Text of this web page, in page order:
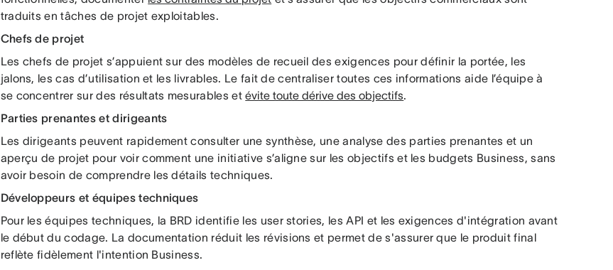
traduits en tâches de projet exploitables.
Chefs de projet
Les chefs de projet s’appuient sur des modèles de recueil des exigences pour définir la portée, les
jalons, les cas d’utilisation et les livrables. Le fait de centraliser toutes ces informations aide l’équipe à
se concentrer sur des résultats mesurables etévite toute dérive des objectifs.
Parties prenantes et dirigeants
Les dirigeants peuvent rapidement consulter une synthèse, une analyse des parties prenantes et un
aperçu de projet pour voir comment une initiative s’aligne sur les objectifs et les budgets Business, sans
avoir besoin de comprendre les détails techniques.
Développeurs et équipes techniques
Pour les équipes techniques, la BRD identifie les user stories, les API et les exigences d'intégration avant
le début du codage. La documentation réduit les révisions et permet de s'assurer que le produit final
reflète fidèlement l'intention Business.